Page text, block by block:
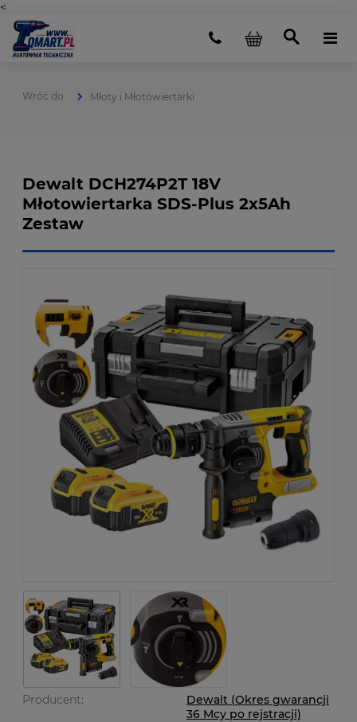
<
Młoty i Młotowiertarki
Dewalt DCH274P2T 18V
Młotowiertarka SDS-Plus 2x5Ah
Zestaw
Producent:
Dewalt (Okres gwarancji
36 Mcy po rejstracji)